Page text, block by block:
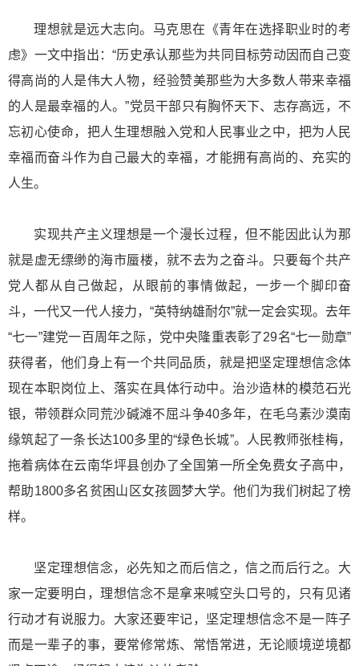
理想就是远大志向。马克思在《青年在选择职业时的考
虑》一文中指出：“历史承认那些为共同目标劳动因而自己变
得高尚的人是伟大人物，经验赞美那些为大多数人带来幸福
的人是最幸福的人。”党员干部只有胸怀天下、志存高远，不
忘初心使命，把人生理想融入党和人民事业之中，把为人民
幸福而奋斗作为自己最大的幸福，才能拥有高尚的、充实的
人生。
实现共产主义理想是一个漫长过程，但不能因此认为那
就是虚无缥缈的海市蜃楼，就不去为之奋斗。只要每个共产
党人都从自己做起，从眼前的事情做起，一步一个脚印奋
斗，一代又一代人接力，“英特纳雄耐尔”就一定会实现。去年
“七一”建党一百周年之际，党中央隆重表彰了29名“七一勋章”
获得者，他们身上有一个共同品质，就是把坚定理想信念体
现在本职岗位上、落实在具体行动中。治沙造林的模范石光
银，带领群众同荒沙碱滩不屈斗争40多年，在毛乌素沙漠南
缘筑起了一条长达100多里的“绿色长城”。人民教师张桂梅，
拖着病体在云南华坪县创办了全国第一所全免费女子高中，
帮助1800多名贫困山区女孩圆梦大学。他们为我们树起了榜
样。
坚定理想信念，必先知之而后信之，信之而后行之。大
家一定要明白，理想信念不是拿来喊空头口号的，只有见诸
行动才有说服力。大家还要牢记，坚定理想信念不是一阵子
而是一辈子的事，要常修常炼、常悟常进，无论顺境逆境都